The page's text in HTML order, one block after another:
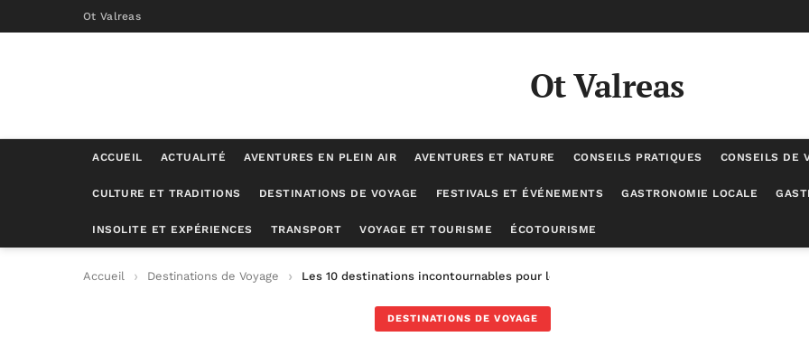
Ot Valreas
Ot Valreas
ACCUEIL ACTUALITÉ AVENTURES EN PLEIN AIR AVENTURES ET NATURE CONSEILS PRATIQUES CONSEILS DE
CULTURE ET TRADITIONS DESTINATIONS DE VOYAGE FESTIVALS ET ÉVÉNEMENTS GASTRONOMIE LOCALE
INSOLITE ET EXPÉRIENCES TRANSPORT VOYAGE ET TOURISME ÉCOTOURISME
Accueil Destinations de Voyage Les 10 destinations incontournables pour les touristes à découvrir en Turquie en 2025
DESTINATIONS DE VOYAGE